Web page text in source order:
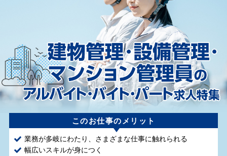
このお仕事のメリット
業務が多岐にわたり、さまざまな仕事に触れられる
幅広いスキルが身につく